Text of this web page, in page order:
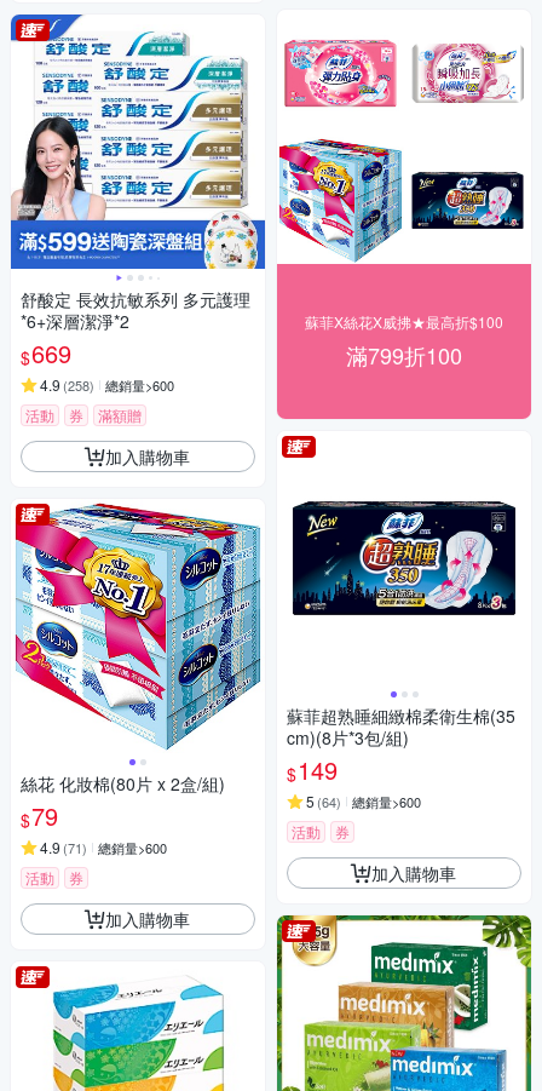
舒酸定 長效抗敏系列 多元護理
*6+深層潔淨*2
$669
4.9 (258) 總銷量>600
活動 券 滿額贈
加入購物車
絲花 化妝棉(80片 x 2盒/組)
$79
4.9 (71) 總銷量>600
活動 券
加入購物車
蘇菲X絲花X威拂★最高折$100
滿799折100
蘇菲超熟睡細緻棉柔衛生棉(35
cm)(8片*3包/組)
$149
5 (64) 總銷量>600
活動 券
加入購物車